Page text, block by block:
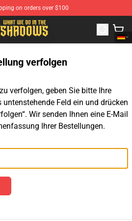
on orders over $100
Shadows Shop - Official What We
verfolgen
verfolgen, geben Sie bitte Ihre
untenstehende Feld ein und drücken
Wir senden Ihnen eine E-Mail
Ihrer Bestellungen.